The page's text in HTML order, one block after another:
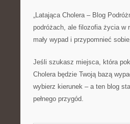
„Latająca Cholera – Blog
podróżach, ale filozofia życia w
mały wypad i przypomnieć
Jeśli szukasz miejsca, która
Cholera będzie Twoją bazą
wybierz kierunek – a ten blog
pełnego przygód.